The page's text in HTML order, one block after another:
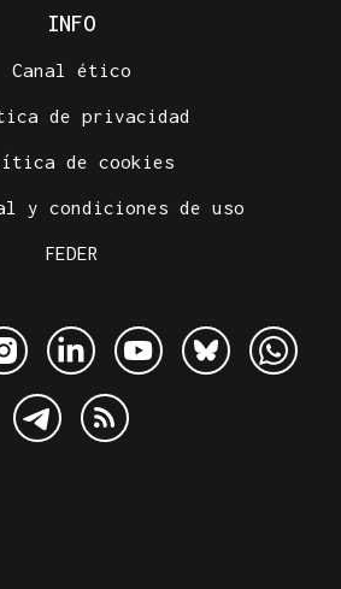
INFO
Canal ético
de privacidad
de cookies
y condiciones de uso
FEDER